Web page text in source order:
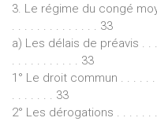
3. Le régime du congé
. . . . . . . . . . . . . . 33
a) Les délais de préavis . . .
. . . . . . . . . . . 33
1° Le droit commun . . . . . .
. . . . . . . 33
2° Les dérogations . . . . . .